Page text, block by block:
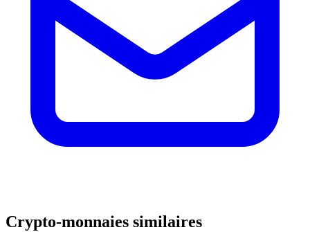
Crypto-monnaies similaires